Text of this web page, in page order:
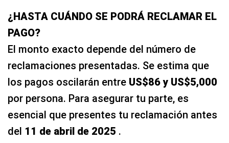
¿HASTA CUÁNDO SE PODRÁ RECLAMAR EL
PAGO?
El monto exacto depende del número de
reclamaciones presentadas. Se estima que
los pagos oscilarán entre US$86 y US$5,000
por persona. Para asegurar tu parte, es
esencial que presentes tu reclamación antes
del 11 de abril de 2025 .